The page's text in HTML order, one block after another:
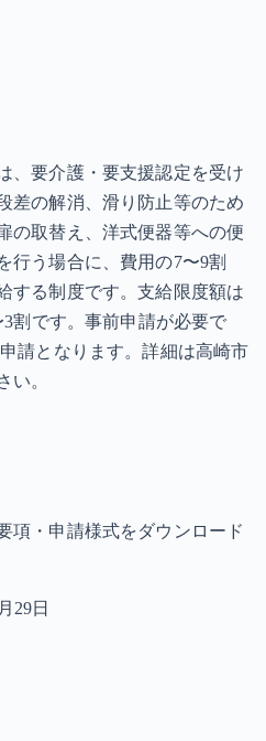
、要介護・要支援認定を受け
差の解消、滑り防止等のため
の取替え、洋式便器等への便
行う場合に、費用の7〜9割
する制度です。支給限度額は
割です。事前申請が必要で
請となります。詳細は高崎市
い。
項・申請様式をダウンロード
29日